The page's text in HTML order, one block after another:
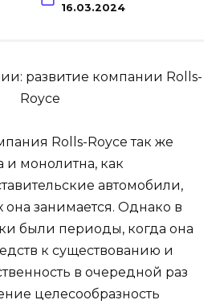
16.03.2024
Rolls-Royce так же
монолитна, как
автомобили,
занимается. Однако в
были периоды, когда она
к существованию и
в очередной раз
целесообразность